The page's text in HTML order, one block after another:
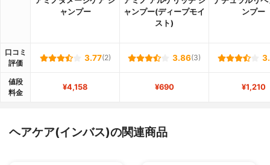
ャンプー
ャンプー(ディープモイ
スト)
ンプー
口コミ
評価
3.77(2) 3.86(3)
値段
料金
¥4,158 ¥690 ¥1,210
ヘアケア(インバス)の関連商品